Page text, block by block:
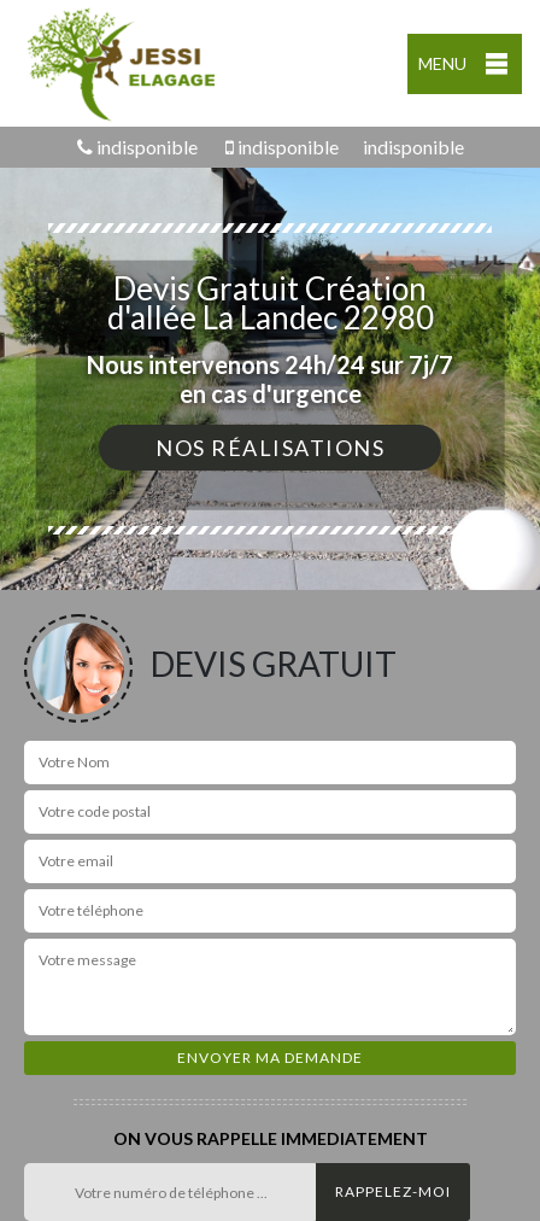
MENU
indisponible indisponible indisponible
Devis Gratuit Création
d'allée La Landec 22980
Nous intervenons 24h/24 sur 7j/7
en cas d'urgence
NOS RÉALISATIONS
DEVIS GRATUIT
ON VOUS RAPPELLE IMMEDIATEMENT